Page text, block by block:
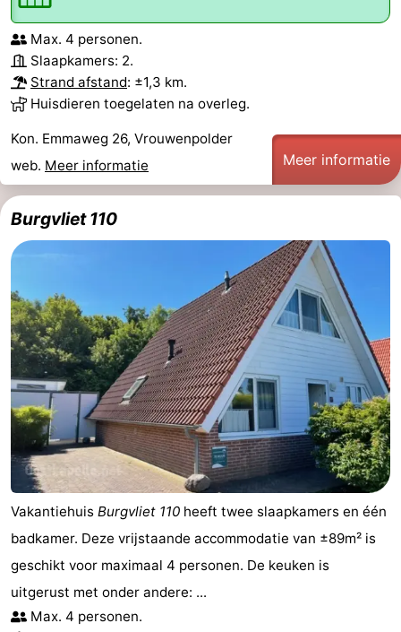
Schouwen
Natuur
Oranjezon
-
Natuur
de
Mantelingen
-
Domburg
-
Westkapelle
-
Zoutelande
-
Natuur
Walcherse
bos
-
Dishoek
-
Vlissingen
-
Middelburg
Zeeuws-
Vlaanderen
-
Nieuwvliet
-
Sluis
-
Cadzand
-
Natuur
Het
Zwin
Weer
Contact
Max. 4 personen.
Slaapkamers: 2.
Strand afstand: ±1,3 km.
Huisdieren toegelaten na overleg.
Kon. Emmaweg 26, Vrouwenpolder
web. Meer informatie Meer informatie
Burgvliet 110
Vakantiehuis Burgvliet 110 heeft twee slaapkamers en één
badkamer. Deze vrijstaande accommodatie van ±89m² is
geschikt voor maximaal 4 personen. De keuken is
uitgerust met onder andere: ...
Max. 4 personen.